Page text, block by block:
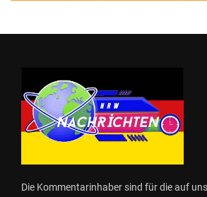
Die Kommentarinhaber sind für die auf